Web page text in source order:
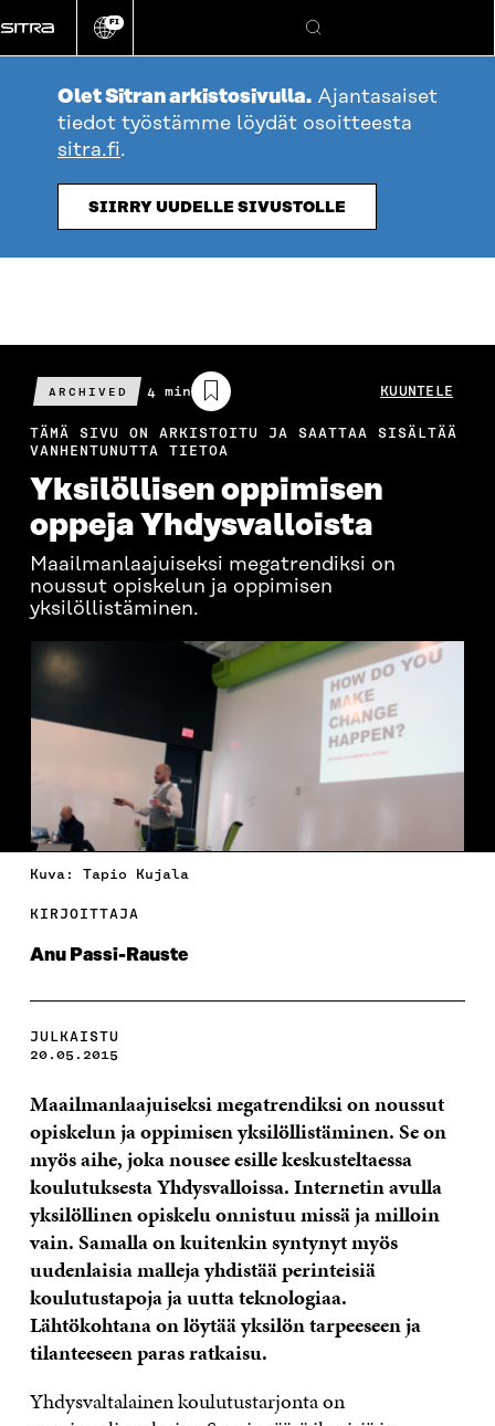
suoraan
sisältöön
Vaihda
kieli
FI
Hae
Olet Sitran arkistosivulla. Ajantasaiset
tiedot työstämme löydät osoitteesta
sitra.fi.
SIIRRY UUDELLE SIVUSTOLLE
ARCHIVED
Arvioitu
lukuaika
4 min KUUNTELE
TÄMÄ SIVU ON ARKISTOITU JA SAATTAA SISÄLTÄÄ
VANHENTUNUTTA TIETOA
Yksilöllisen oppimisen
oppeja Yhdysvalloista
Maailmanlaajuiseksi megatrendiksi on
noussut opiskelun ja oppimisen
yksilöllistäminen.
Kuva: Tapio Kujala
KIRJOITTAJA
Anu Passi-Rauste
JULKAISTU
20.05.2015
Maailmanlaajuiseksi megatrendiksi on noussut
opiskelun ja oppimisen yksilöllistäminen. Se on
myös aihe, joka nousee esille keskusteltaessa
koulutuksesta Yhdysvalloissa. Internetin avulla
yksilöllinen opiskelu onnistuu missä ja milloin
vain. Samalla on kuitenkin syntynyt myös
uudenlaisia malleja yhdistää perinteisiä
koulutustapoja ja uutta teknologiaa.
Lähtökohtana on löytää yksilön tarpeeseen ja
tilanteeseen paras ratkaisu.
Yhdysvaltalainen koulutustarjonta on